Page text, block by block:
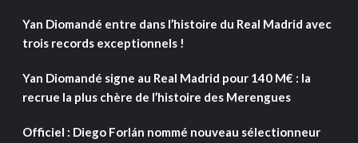
Yan Diomandé entre dans l’histoire du Real Madrid avec
trois records exceptionnels !
Yan Diomandé signe au Real Madrid pour 140 M€ : la
recrue la plus chère de l’histoire des Merengues
Officiel : Diego Forlán nommé nouveau sélectionneur